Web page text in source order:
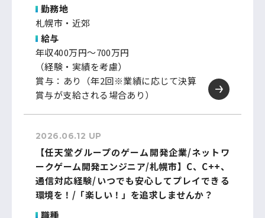
勤務地
札幌市・近郊
給与
年収400万円～700万円
（経験・実績を考慮）
賞与：あり（年2回※業績に応じて決算
賞与が支給される場合あり）
2026.06.12 UP
【任天堂グループのゲーム開発企業/ネットワ
ークゲーム開発エンジニア/札幌市】C、C++、
通信対応経験/いつでも安心してプレイできる
環境を！/「楽しい！」を追求しませんか？
職種